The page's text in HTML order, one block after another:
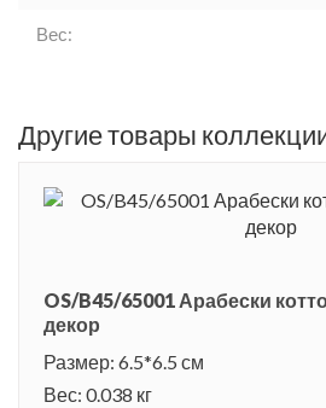
Вес:
Другие товары
OS/B45/65001 Арабески
декор
Размер: 6.5*6.5 см
Вес: 0.038 кг